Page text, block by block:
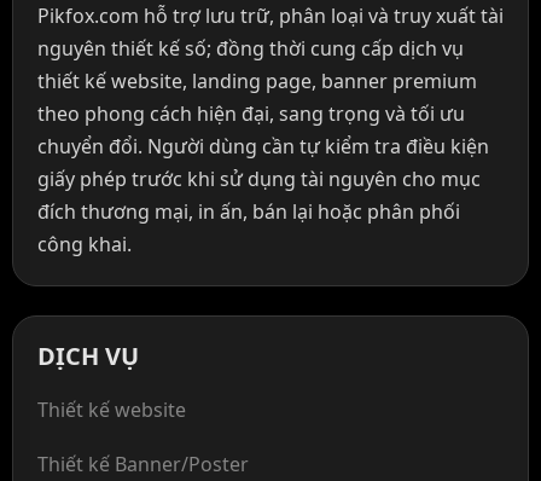
Pikfox.com hỗ trợ lưu trữ, phân loại và truy xuất tài
nguyên thiết kế số; đồng thời cung cấp dịch vụ
thiết kế website, landing page, banner premium
theo phong cách hiện đại, sang trọng và tối ưu
chuyển đổi. Người dùng cần tự kiểm tra điều kiện
giấy phép trước khi sử dụng tài nguyên cho mục
đích thương mại, in ấn, bán lại hoặc phân phối
công khai.
DỊCH VỤ
Thiết kế website
Thiết kế Banner/Poster